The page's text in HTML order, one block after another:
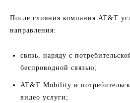
После слияния компания AT&T
направления:
связь, наряду с
беспроводной связью;
AT&T Mobility и
видео услуги;